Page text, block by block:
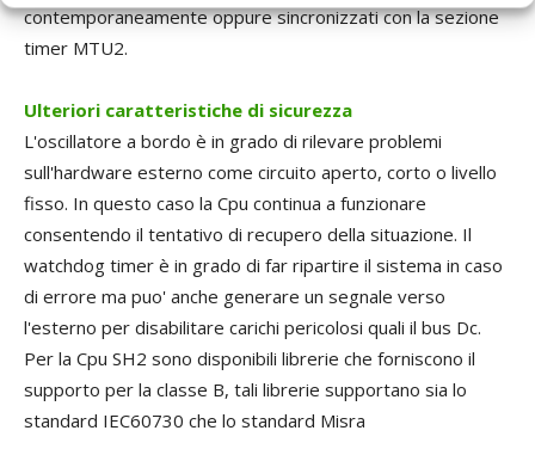
contemporaneamente oppure sincronizzati con la sezione
timer MTU2.
Ulteriori caratteristiche di sicurezza
L'oscillatore a bordo è in grado di rilevare problemi
sull'hardware esterno come circuito aperto, corto o livello
fisso. In questo caso la Cpu continua a funzionare
consentendo il tentativo di recupero della situazione. Il
watchdog timer è in grado di far ripartire il sistema in caso
di errore ma puo' anche generare un segnale verso
l'esterno per disabilitare carichi pericolosi quali il bus Dc.
Per la Cpu SH2 sono disponibili librerie che forniscono il
supporto per la classe B, tali librerie supportano sia lo
standard IEC60730 che lo standard Misra